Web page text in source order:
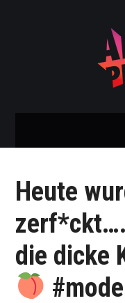
NEU: AISCHE
TELEGRAM
BOOKING /
Heute
die dicke